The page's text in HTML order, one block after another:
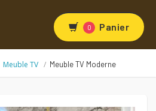
0 Panier
Meuble TV Meuble TV Moderne